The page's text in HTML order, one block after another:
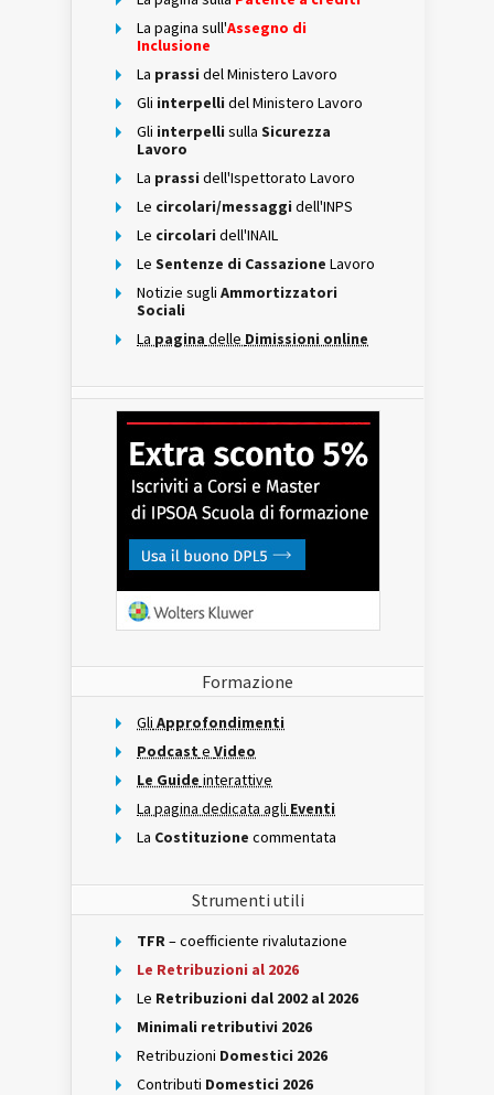
La pagina sull'Assegno di
Inclusione
La prassi del Ministero Lavoro
Gli interpelli del Ministero Lavoro
Gli interpelli sulla Sicurezza
Lavoro
La prassi dell'Ispettorato Lavoro
Le circolari/messaggi dell'INPS
Le circolari dell'INAIL
Le Sentenze di Cassazione Lavoro
Notizie sugli Ammortizzatori
Sociali
La pagina delle Dimissioni online
Formazione
Gli Approfondimenti
Podcast e Video
Le Guide interattive
La pagina dedicata agli Eventi
La Costituzione commentata
Strumenti utili
TFR– coefficiente rivalutazione
Le Retribuzioni al 2026
Le Retribuzioni dal 2002 al 2026
Minimali retributivi 2026
Retribuzioni Domestici 2026
Contributi Domestici 2026